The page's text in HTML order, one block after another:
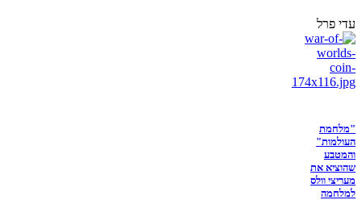
עדי פרל
"מלחמת
העולמות"
והמטבע
שהוציא את
מעריצי וולס
למלחמה